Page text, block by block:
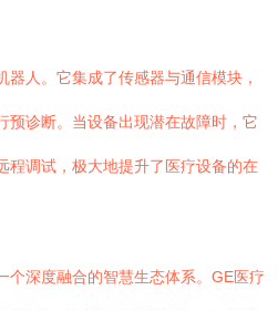
器人。它集成了传感器与通信模块，
预诊断。当设备出现潜在故障时，它
程调试，极大地提升了医疗设备的在
个深度融合的智慧生态体系。GE医疗